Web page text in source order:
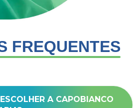
FREQUENTES
A CAPOBIANCO